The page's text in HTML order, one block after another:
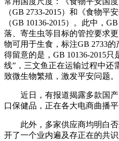
（GB 2733-2015）和《食物平
（GB 10136-2015）。此中，
落、寄生虫等目标的管控要求
物可用于生食，标注GB 2733
得留意的是，GB 10136-2015
线”，三文鱼正在运输过程中还
致微生物繁殖，激发平安问题。
近日，有报道揭露多款国产
口保健品，正在各大电商曲播平
此外，多家供应商均明白否
开了一个业内遍及存正在的共